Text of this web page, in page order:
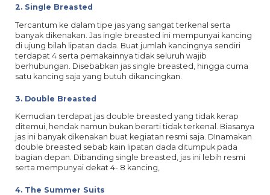
2. Single Breasted
Tercantum ke dalam tipe jas yang sangat terkenal serta
banyak dikenakan. Jas ingle breasted ini mempunyai kancing
di ujung bilah lipatan dada. Buat jumlah kancingnya sendiri
terdapat 4 serta pemakainnya tidak seluruh wajib
berhubungan. Disebabkan jas single breasted, hingga cuma
satu kancing saja yang butuh dikancingkan.
3. Double Breasted
Kemudian terdapat jas double breasted yang tidak kerap
ditemui, hendak namun bukan berarti tidak terkenal. Biasanya
jas ini banyak dikenakan buat kegiatan resmi saja. DInamakan
double breasted sebab kain lipatan dada ditumpuk pada
bagian depan. Dibanding single breasted, jas ini lebih resmi
serta mempunyai dekat 4- 8 kancing,
4. The Summer Suits